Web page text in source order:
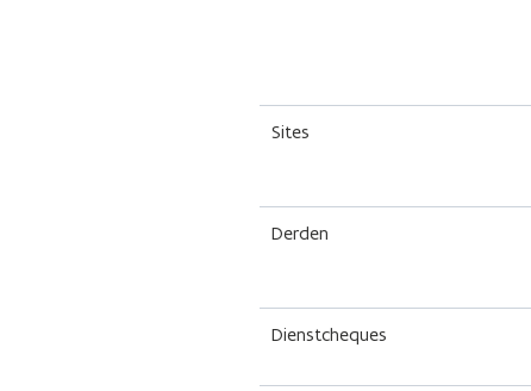
Sites
Derden
Dienstcheques